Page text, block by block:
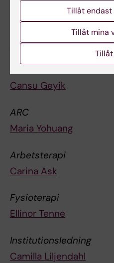
Institutionen för
och samhälle
Allmänmedicin
Mira Lukenic
Cansu Geyik
ARC
Maria Yohuang
Arbetsterapi
Carina Ask
Fysioterapi
Ellinor Tenne
Institutionsledning
Camilla Liljendahl
Tillåt endast
Tillåt mina